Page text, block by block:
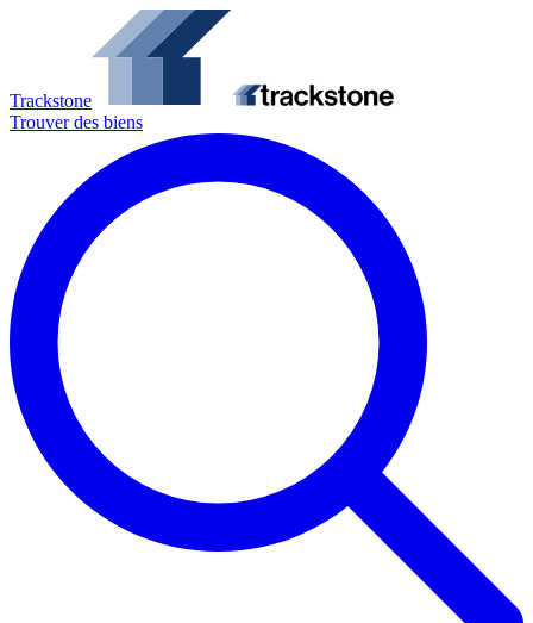
Trackstone
Trouver des biens